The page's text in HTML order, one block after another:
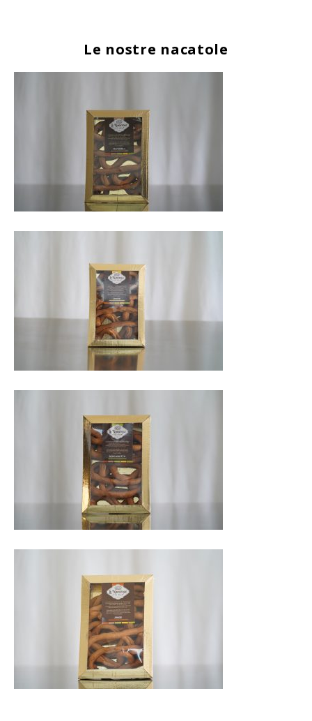
Le nostre nacatole